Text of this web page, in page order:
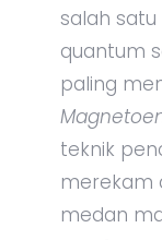
salah
quantum
paling
teknik
merekam
medan